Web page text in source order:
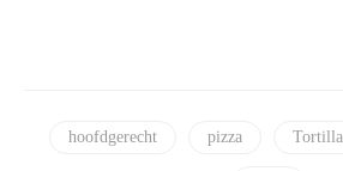
hoofdgerecht pizza Tortilla